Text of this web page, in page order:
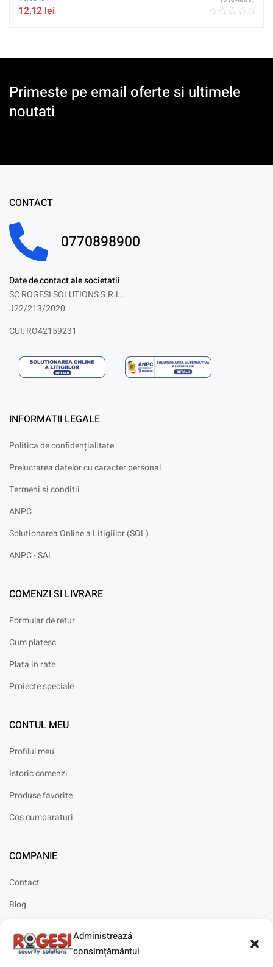
Administrează
consimțământul
12,12 lei
Primeste pe email oferte si ultimele
noutati
CONTACT
0770898900
Date de contact ale societatii
SC ROGESI SOLUTIONS S.R.L.
J22/213/2020
CUI: RO42159231
INFORMATII LEGALE
Politica de confidențialitate
Prelucrarea datelor cu caracter personal
Termeni si conditii
ANPC
Solutionarea Online a Litigiilor (SOL)
ANPC - SAL
COMENZI SI LIVRARE
Formular de retur
Cum platesc
Plata in rate
Proiecte speciale
CONTUL MEU
Profilul meu
Istoric comenzi
Produse favorite
Cos cumparaturi
COMPANIE
Contact
Blog
Solicitare instalare